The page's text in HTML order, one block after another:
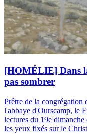
[HOMÉLIE] Dans
pas sombrer
Prêtre de la congrégation
l'abbaye d'Ourscamp, le
lectures du 19e
les yeux fixés sur le